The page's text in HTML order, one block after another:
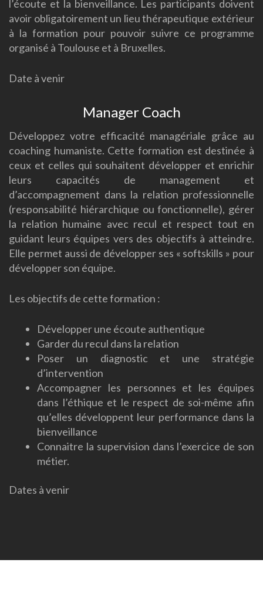
l’écoute et la bienveillance. Les participants doivent
avoir obligatoirement un lieu thérapeutique extérieur
à la formation pour pouvoir suivre ce programme
organisé à Toulouse et à Bruxelles.
Date à venir
Manager Coach
Développez votre efficacité managériale grâce au
coaching humaniste. Cette formation est destinée à
ceux et celles qui souhaitent développer et enrichir
leurs capacités de management et
d’accompagnement dans la relation professionnelle
(responsabilité hiérarchique ou fonctionnelle), gérer
la relation humaine avec recul et respect tout en
guidant leurs équipes vers des objectifs à atteindre.
Elle permet aussi de développer ses « softskills » pour
développer son équipe.
Les objectifs de cette formation :
Développer une écoute authentique
Garder du recul dans la relation
Poser un diagnostic et une stratégie
d’intervention
Accompagner les personnes et les équipes
dans l’éthique et le respect de soi-même afin
qu’elles développent leur performance dans la
bienveillance
Connaitre la supervision dans l’exercice de son
métier.
Dates à venir